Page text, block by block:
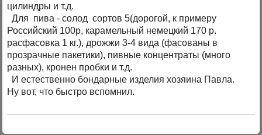
цилиндры и т.д.
Для пива - солод сортов 5(дорогой, к примеру
Российский 100р, карамельный немецкий 170 р.
расфасовка 1 кг.), дрожжи 3-4 вида (фасованы в
прозрачные пакетики), пивные концентраты (много
разных), кронен пробки и т.д.
И естественно бондарные изделия хозяина Павла.
Ну вот, что быстро вспомнил.